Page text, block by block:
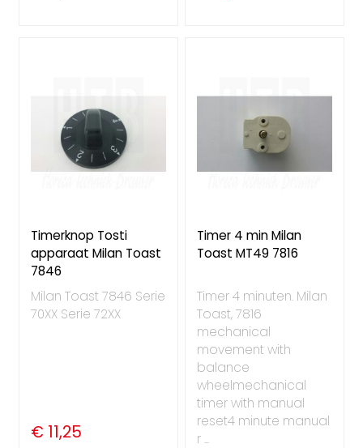
Timerknop Tosti
apparaat Milan Toast
7846
Milan Toast 7846 Serie
70XX Serie 72XX
€ 11,25
Timer 4 min Milan
Toast MT49 7816
Timer 4 minuten. Milan
Toast, 7816
mechanical
movement with
balance
wheelmechanical
timer with manual
reset4 minute manual
r ...